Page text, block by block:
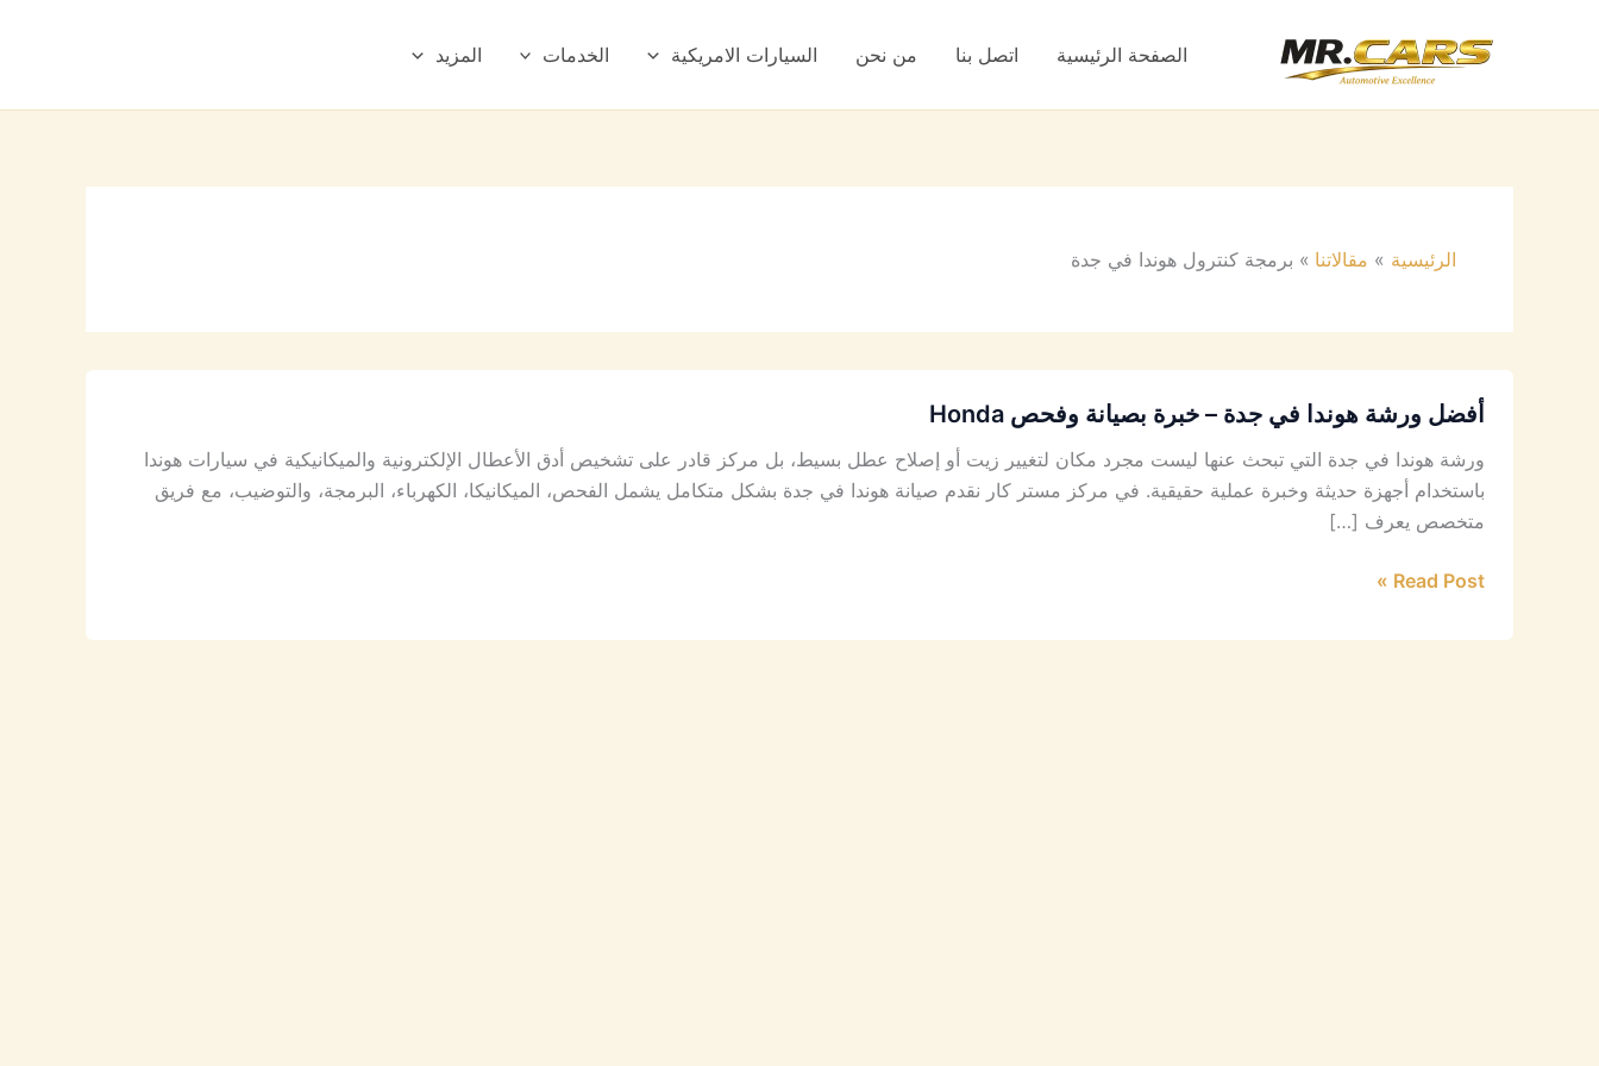
الصفحة الرئيسية اتصل بنا من نحن السيارات الامريكية الخدمات المزيد
الرئيسية مقالاتنا برمجة كنترول هوندا في جدة
أفضل ورشة هوندا في جدة – خبرة بصيانة وفحص Honda
ورشة هوندا في جدة التي تبحث عنها ليست مجرد مكان لتغيير زيت أو إصلاح عطل بسيط، بل مركز قادر على تشخيص أدق الأعطال الإلكترونية والميكانيكية في سيارات هوندا
باستخدام أجهزة حديثة وخبرة عملية حقيقية. في مركز مستر كار نقدم صيانة هوندا في جدة بشكل متكامل يشمل الفحص، الميكانيكا، الكهرباء، البرمجة، والتوضيب، مع فريق
متخصص يعرف […]
Read Post »